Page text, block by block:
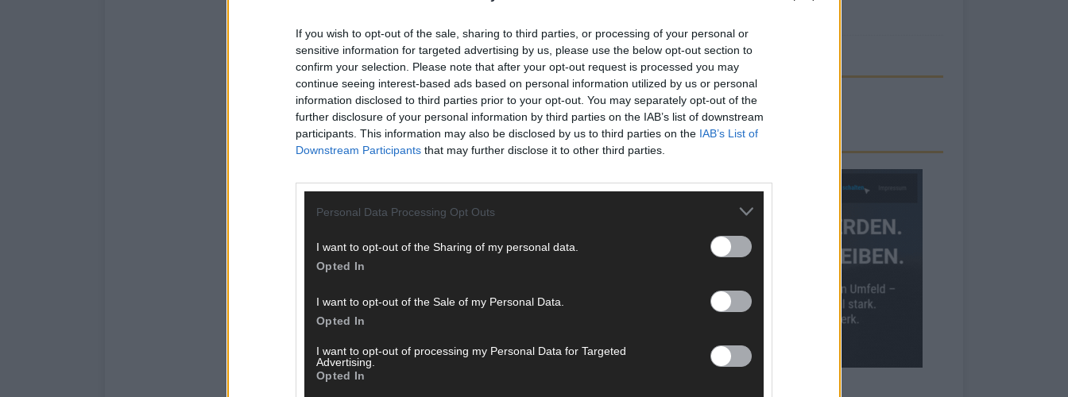
If you wish to opt-out of the sale, sharing to third parties, or processing of your personal or
sensitive information for targeted advertising by us, please use the below opt-out section to
confirm your selection. Please note that after your opt-out request is processed you may
continue seeing interest-based ads based on personal information utilized by us or personal
information disclosed to third parties prior to your opt-out. You may separately opt-out of the
further disclosure of your personal information by third parties on the IAB’s list of downstream
participants. This information may also be disclosed by us to third parties on the IAB’s List of
Downstream Participants that may further disclose it to other third parties.
Personal Data Processing Opt Outs
I want to opt-out of the Sharing of my personal data.
Opted In
I want to opt-out of the Sale of my Personal Data.
Opted In
I want to opt-out of processing my Personal Data for Targeted
Advertising.
Opted In
AD